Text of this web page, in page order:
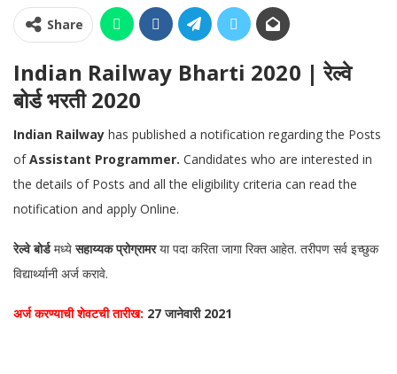
Share
Indian Railway Bharti 2020 | रेल्वे
बोर्ड भरती 2020
Indian Railway has published a notification regarding the Posts
ofAssistant Programmer. Candidates who are interested in
the details of Posts and all the eligibility criteria can read the
notification and apply Online.
रेल्वे बोर्डमध्येसहाय्यक प्रोग्रामरया पदा करिता जागा रिक्त आहेत. तरीपण सर्व इच्छुक
विद्यार्थ्यानी अर्ज करावे.
अर्ज करण्याची शेवटची तारीख: 27 जानेवारी 2021